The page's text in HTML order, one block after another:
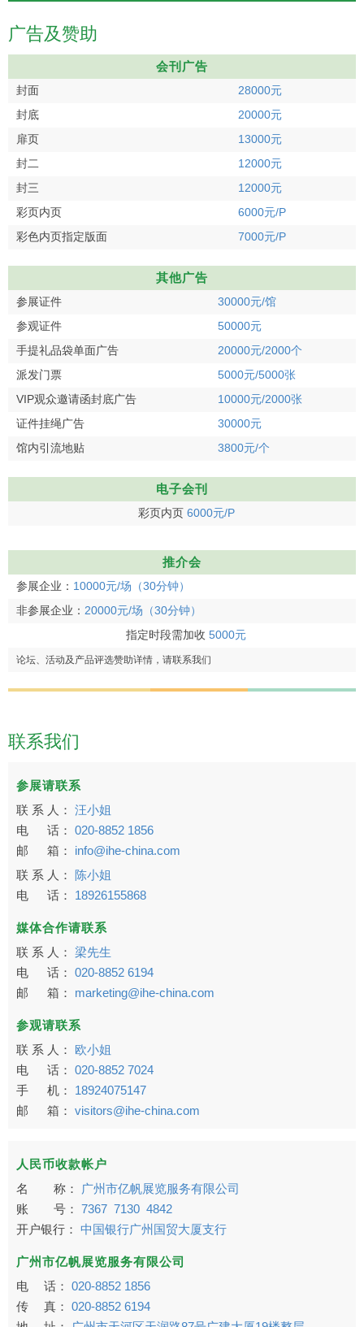
广告及赞助
会刊广告
封面
28000元
封底
20000元
扉页
13000元
封二
12000元
封三
12000元
彩页内页
6000元/P
彩色内页指定版面
7000元/P
其他广告
参展证件
30000元/馆
参观证件
50000元
手提礼品袋单面广告
20000元/2000个
派发门票
5000元/5000张
VIP观众邀请函封底广告
10000元/2000张
证件挂绳广告
30000元
馆内引流地贴
3800元/个
电子会刊
彩页内页 6000元/P
推介会
参展企业： 10000元/场（30分钟）
非参展企业： 20000元/场（30分钟）
指定时段需加收 5000元
论坛、活动及产品评选赞助详情，请联系我们
联系我们
参展请联系
联 系 人： 汪小姐
电 话： 020-8852 1856
邮 箱：
info@ihe-china.com
联 系 人：
陈小姐
电 话：
18926155868
媒体合作请联系
联 系 人： 梁先生
电 话： 020-8852 6194
邮 箱：
marketing@ihe-china.com
参观请联系
联 系 人：
欧小姐
电 话： 020-8852 7024
手 机：
18924075147
邮 箱： visitors@ihe-china.com
人民币收款帐户
名 称：
广州市亿帆展览服务有限公司
账 号： 7367 7130 4842
开户银行： 中国银行广州国贸大厦支行
广州市亿帆展览服务有限公司
电 话： 020-8852 1856
传 真： 020-8852 6194